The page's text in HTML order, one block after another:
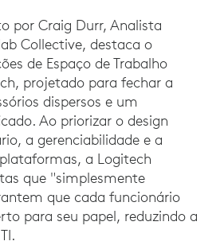
por Craig Durr, Analista
Collective, destaca o
de Espaço de Trabalho
projetado para fechar a
dispersos e um
Ao priorizar o design
a gerenciabilidade e a
a Logitech
que "simplesmente
que cada funcionário
para seu papel, reduzindo a